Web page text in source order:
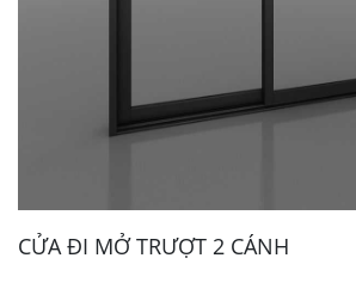
CỬA ĐI MỞ TRƯỢT 2 CÁNH